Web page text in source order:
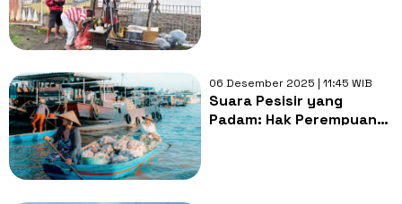
06 Desember 2025 | 11:45 WIB
Suara Pesisir yang
Padam: Hak Perempuan